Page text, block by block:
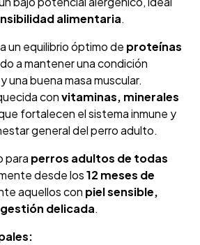
alimentaria.
un equilibrio óptimo de proteínas
a mantener una condición
una buena masa muscular.
convitaminas, minerales
fortalecen el sistema inmune y
general del perro adulto.
para perros adultos de todas
desde los12 meses de
aquellos con piel sensible,
delicada.